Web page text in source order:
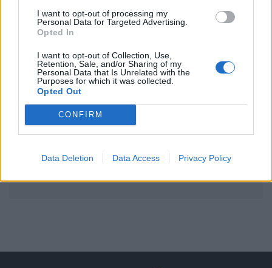
I want to opt-out of processing my
Personal Data for Targeted Advertising.
Opted In
I want to opt-out of Collection, Use,
Retention, Sale, and/or Sharing of my
Personal Data that Is Unrelated with the
Purposes for which it was collected.
Opted Out
CONFIRM
Data Deletion Data Access Privacy Policy
tartozik, melynek olvasása előfizetéses
regisztrációhoz kötött.
Az előfizetés a következőket tartalmazza:
Portfolio.hu teljes cikkarchívum
Kötéslisták: BÉT elmúlt 2 év napon belüli
kötéslistái
Előfizetés
MÁR ELŐFIZETŐNK VAGY?BEJELENTKEZÉS